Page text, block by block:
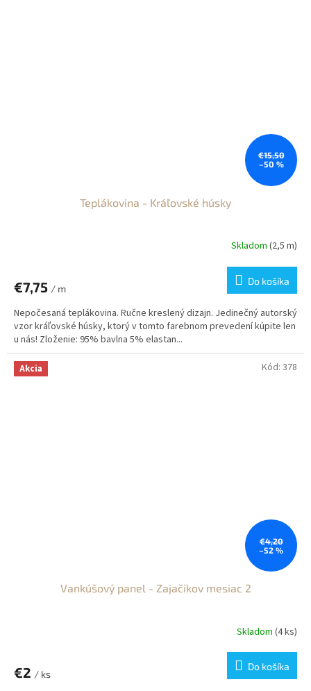
€15,50
–50 %
Teplákovina - Kráľovské húsky
Skladom (2,5 m)
€7,75 / m
Do košíka
Nepočesaná teplákovina. Ručne kreslený dizajn. Jedinečný autorský
vzor kráľovské húsky, ktorý v tomto farebnom prevedení kúpite len
u nás! Zloženie: 95% bavlna 5% elastan...
Akcia
€4,20
–52 %
Vankúšový panel - Zajačikov mesiac 2
Skladom (4 ks)
€2 / ks
Do košíka
Kód: 378